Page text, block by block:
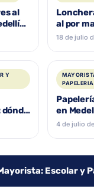
al
al por
Medellín:
18 de julio
Y
PAPELERIA
en
comprar
4 de julio
Escolar y